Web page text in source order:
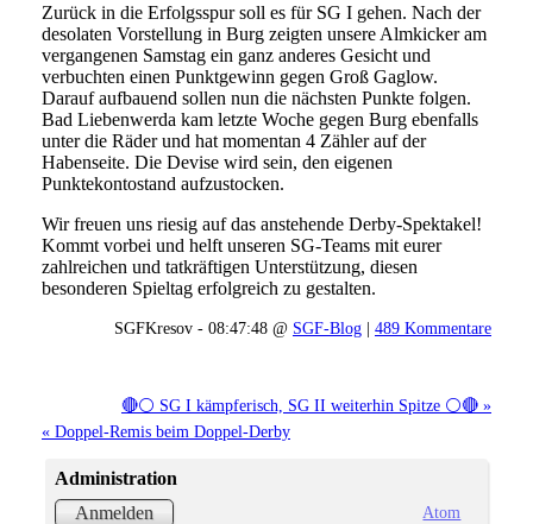
Zurück in die Erfolgsspur soll es für SG I gehen. Nach der
desolaten Vorstellung in Burg zeigten unsere Almkicker am
vergangenen Samstag ein ganz anderes Gesicht und
verbuchten einen Punktgewinn gegen Groß Gaglow.
Darauf aufbauend sollen nun die nächsten Punkte folgen.
Bad Liebenwerda kam letzte Woche gegen Burg ebenfalls
unter die Räder und hat momentan 4 Zähler auf der
Habenseite. Die Devise wird sein, den eigenen
Punktekontostand aufzustocken.
Wir freuen uns riesig auf das anstehende Derby-Spektakel!
Kommt vorbei und helft unseren SG-Teams mit eurer
zahlreichen und tatkräftigen Unterstützung, diesen
besonderen Spieltag erfolgreich zu gestalten.
SGFKresov - 08:47:48 @ SGF-Blog | 489 Kommentare
🔴⚪ SG I kämpferisch, SG II weiterhin Spitze ⚪🔴 »
« Doppel-Remis beim Doppel-Derby
Administration
Anmelden
Atom